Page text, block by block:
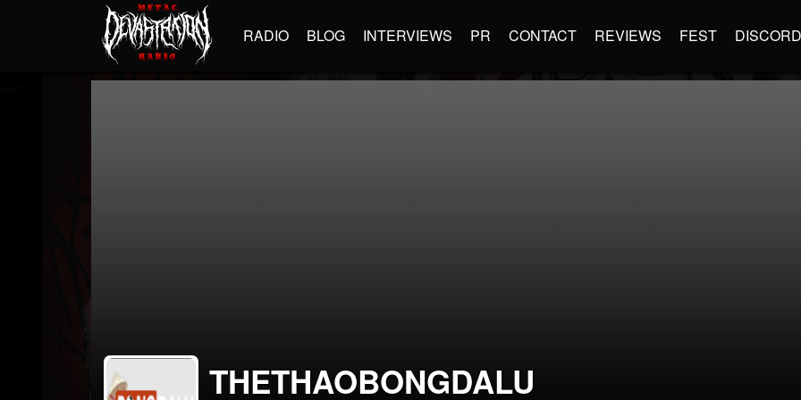
RADIO BLOG INTERVIEWS PR CONTACT REVIEWS FEST DISCORD
THETHAOBONGDALU